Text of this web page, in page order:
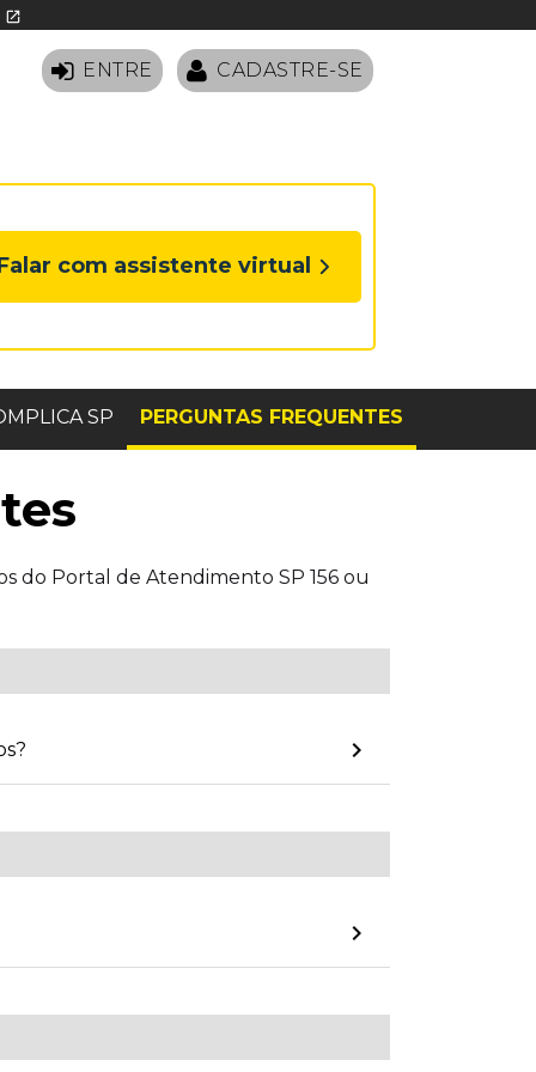
open_in_new
ENTRE CADASTRE-SE
com assistente virtual
SP PERGUNTAS FREQUENTES
do Portal de Atendimento SP 156 ou
keyboard_arrow_right
keyboard_arrow_right